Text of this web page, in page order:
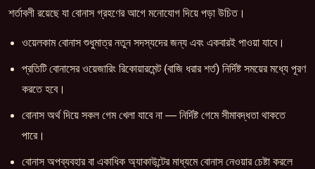
শর্তাবলী রয়েছে যা বোনাস গ্রহণের আগে মনোযোগ দিয়ে পড়া উচিত।
ওয়েলকাম বোনাস শুধুমাত্র নতুন সদস্যদের জন্য এবং একবারই পাওয়া যাবে।
প্রতিটি বোনাসের ওয়েজারিং রিকোয়ারমেন্ট (বাজি ধরার শর্ত) নির্দিষ্ট সময়ের মধ্যে পূরণ
করতে হবে।
বোনাস অর্থ দিয়ে সকল গেম খেলা যাবে না — নির্দিষ্ট গেমে সীমাবদ্ধতা থাকতে
পারে।
বোনাস অপব্যবহার বা একাধিক অ্যাকাউন্টের মাধ্যমে বোনাস নেওয়ার চেষ্টা করলে